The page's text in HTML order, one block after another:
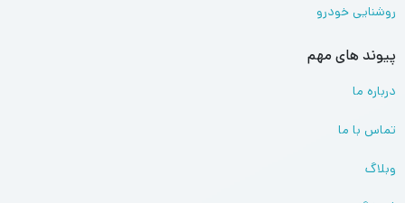
روشنایی خودرو
پیوند های مهم
درباره ما
تماس با ما
وبلاگ